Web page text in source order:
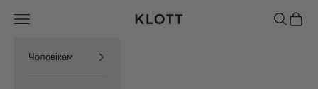
KLOTT UKRAINE
Відкрити меню навігації Відкрити
Чоловікам